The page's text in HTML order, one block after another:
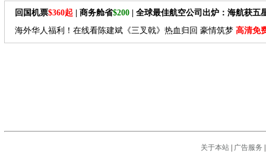
回国机票$360起 | 商务舱省$200 | 全球最佳航空公司出炉：海航获五
海外华人福利！在线看陈建斌《三叉戟》热血归回 豪情筑梦 高清免
关于本站| 广告服务